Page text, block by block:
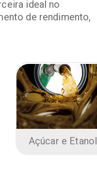
ideal no
de rendimento,
Açúcar e Etanol